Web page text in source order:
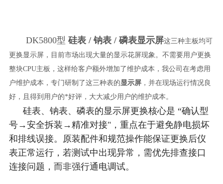
DK5800型 硅表 / 钠表 / 磷表显示屏这三种主板均可
更换显示屏，目前市场出现大量的显示花屏现象。不需要用户更换
整块CPU主板，这样给客户额外增加了维护成本，我公司在考虑用
户维护成本，专门研制了这三种表的显示屏，并在现场运行情况良
好，且得到用户的*好评，大大减少用户的维护成本。
硅表、钠表、磷表的显示屏更换核心是 “确认型
号→安全拆装→精准对接"，重点在于避免静电损坏
和排线误接。原装配件和规范操作能保证更换后仪
表正常运行，若测试中出现异常，需优先排查接口
连接问题，而非强行通电调试。